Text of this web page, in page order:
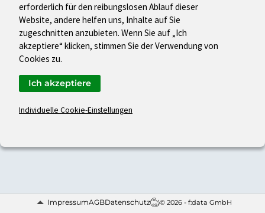
ImpressumAGBDatenschutz © 2026 - f:data GmbH
erforderlich für den reibungslosen Ablauf dieser
Website, andere helfen uns, Inhalte auf Sie
zugeschnitten anzubieten. Wenn Sie auf „Ich
akzeptiere“ klicken, stimmen Sie der Verwendung von
Cookies zu.
Individuelle Cookie-Einstellungen
Ich akzeptiere